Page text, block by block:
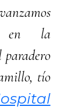
en la
tío